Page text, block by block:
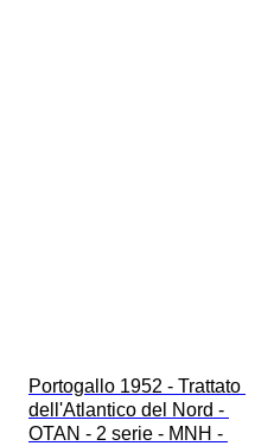
Portogallo 1952 - Trattato
dell'Atlantico del Nord -
OTAN - 2 serie - MNH -